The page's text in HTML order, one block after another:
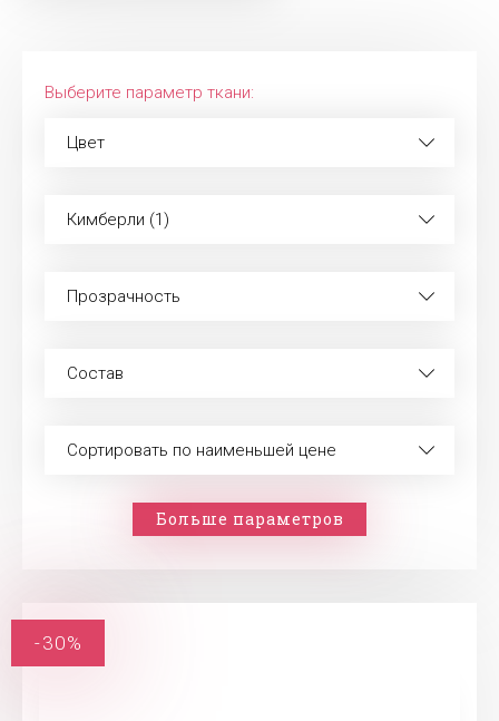
Выберите параметр ткани:
Цвет
Кимберли (1)
Прозрачность
Состав
Сортировать по наименьшей цене
Больше параметров
-30%